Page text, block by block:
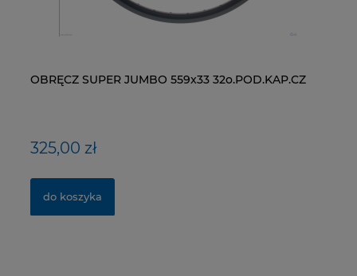
OBRĘCZ SUPER JUMBO 559x33 32o.POD.KAP.CZ
325,00 zł
do koszyka
ŁAŃCUCH KMC X9-93- 116 ogniw / 9- rzędowy +
40,00 zł
do koszyka